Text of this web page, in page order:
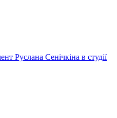
Руслана Сенічкіна в студії